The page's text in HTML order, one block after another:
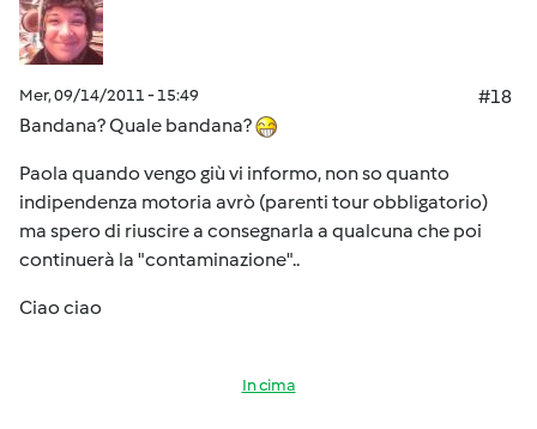
Mer, 09/14/2011 - 15:49
#18
Bandana? Quale bandana?
Paola quando vengo giù vi informo, non so quanto
indipendenza motoria avrò (parenti tour obbligatorio)
ma spero di riuscire a consegnarla a qualcuna che poi
continuerà la "contaminazione"..
Ciao ciao
In cima